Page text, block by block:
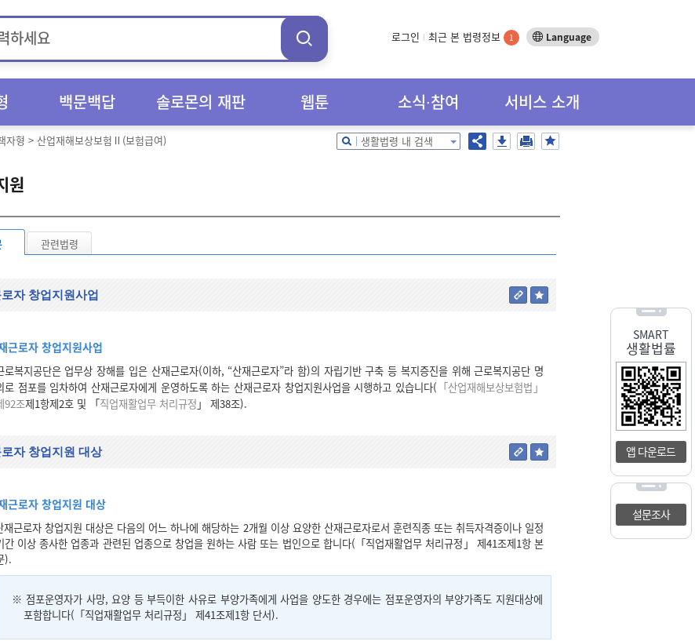
로그인 최근 본 법령정보 1 Language
백문백답 솔로몬의 재판 웹툰 소식∙참여 서비스 소개
SMART
생활법률
앱 다운로드
설문조사
자형 > 산업재해보상보험Ⅱ(보험급여) 생활법령 내 검색
원
관련법령
자 창업지원사업
근로자 창업지원사업
로복지공단은 업무상 장해를 입은 산재근로자(이하, “산재근로자”라 함)의 자립기반 구축 등 복지증진을 위해 근로복지공단 명
로 점포를 임차하여 산재근로자에게 운영하도록 하는 산재근로자 창업지원사업을 시행하고 있습니다( 「산업재해보상보험법」
92조제1항제2호 및 「직업재활업무 처리규정 」 제38조).
자 창업지원 대상
근로자 창업지원 대상
재근로자 창업지원 대상은 다음의 어느 하나에 해당하는 2개월 이상 요양한 산재근로자로서 훈련직종 또는 취득자격증이나 일정
간 이상 종사한 업종과 관련된 업종으로 창업을 원하는 사람 또는 법인으로 합니다(「직업재활업무 처리규정」 제41조제1항 본
).
※ 점포운영자가 사망, 요양 등 부득이한 사유로 부양가족에게 사업을 양도한 경우에는 점포운영자의 부양가족도 지원대상에
포함합니다(「직업재활업무 처리규정」 제41조제1항 단서).